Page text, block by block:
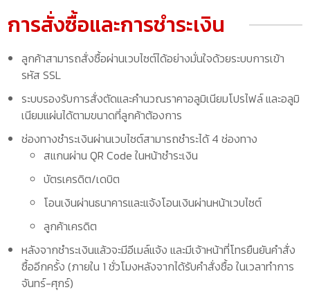
การสั่งซื้อและการชำระเงิน
ลูกค้าสามารถสั่งซื้อผ่านเวบไซต์ได้อย่างมั่นใจด้วยระบบการเข้า
รหัส SSL
ระบบรองรับการสั่งตัดและคำนวณราคาอลูมิเนียมโปรไฟล์ และอลูมิ
เนียมแผ่นได้ตามขนาดที่ลูกค้าต้องการ
ช่องทางชำระเงินผ่านเวบไซต์สามารถชำระได้ 4 ช่องทาง
สแกนผ่าน QR Code ในหน้าชำระเงิน
บัตรเครดิต/เดบิต
โอนเงินผ่านธนาคารและแจ้งโอนเงินผ่านหน้าเวบไซต์
ลูกค้าเครดิต
หลังจากชำระเงินแล้วจะมีอีเมล์แจ้ง และมีเจ้าหน้าที่โทรยืนยันคำสั่ง
ซื้ออีกครั้ง (ภายใน 1 ชั่วโมงหลังจากได้รับคำสั่งซื้อ ในเวลาทำการ
จันทร์-ศุกร์)